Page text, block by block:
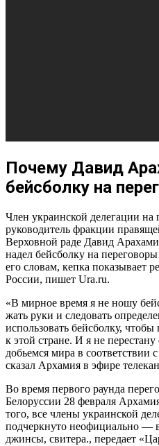
Почему Давид
бейсболку на
Член украинской делегации на
руководитель фракции
Верховной раде Давид
надел бейсболку на
его словам, кепка показывает
России, пишет Ura.ru.
«В мирное время я не ношу
жать руки и следовать
использовать бейсболку,
к этой стране. И я не
добьемся мира в
сказал Архамия в эфире
Во время первого раунда
Белоруссии 28 февраля
того, все члены украинской
подчеркнуто неофициально —
джинсы, свитера., передает